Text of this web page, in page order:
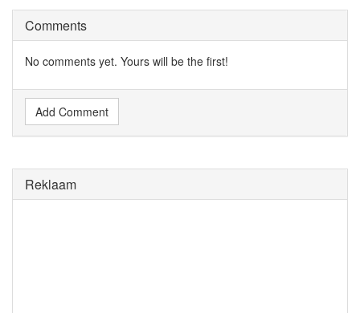
Comments
No comments yet. Yours will be the first!
Add Comment
Reklaam